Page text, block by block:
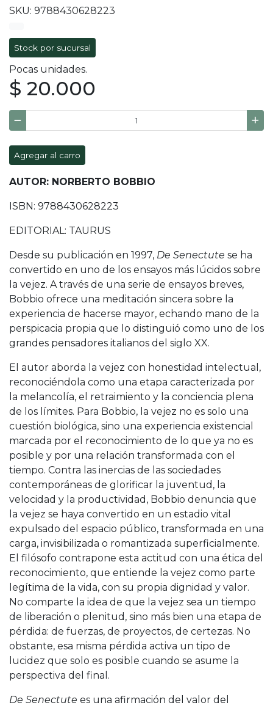
SKU: 9788430628223
Stock por sucursal
Pocas unidades.
$ 20.000
Agregar al carro
AUTOR: NORBERTO BOBBIO
ISBN: 9788430628223
EDITORIAL: TAURUS
Desde su publicación en 1997, De Senectute se ha
convertido en uno de los ensayos más lúcidos sobre
la vejez. A través de una serie de ensayos breves,
Bobbio ofrece una meditación sincera sobre la
experiencia de hacerse mayor, echando mano de la
perspicacia propia que lo distinguió como uno de los
grandes pensadores italianos del siglo XX.
El autor aborda la vejez con honestidad intelectual,
reconociéndola como una etapa caracterizada por
la melancolía, el retraimiento y la conciencia plena
de los límites. Para Bobbio, la vejez no es solo una
cuestión biológica, sino una experiencia existencial
marcada por el reconocimiento de lo que ya no es
posible y por una relación transformada con el
tiempo. Contra las inercias de las sociedades
contemporáneas de glorificar la juventud, la
velocidad y la productividad, Bobbio denuncia que
la vejez se haya convertido en un estadio vital
expulsado del espacio público, transformada en una
carga, invisibilizada o romantizada superficialmente.
El filósofo contrapone esta actitud con una ética del
reconocimiento, que entiende la vejez como parte
legítima de la vida, con su propia dignidad y valor.
No comparte la idea de que la vejez sea un tiempo
de liberación o plenitud, sino más bien una etapa de
pérdida: de fuerzas, de proyectos, de certezas. No
obstante, esa misma pérdida activa un tipo de
lucidez que solo es posible cuando se asume la
perspectiva del final.
De Senectute es una afirmación del valor del